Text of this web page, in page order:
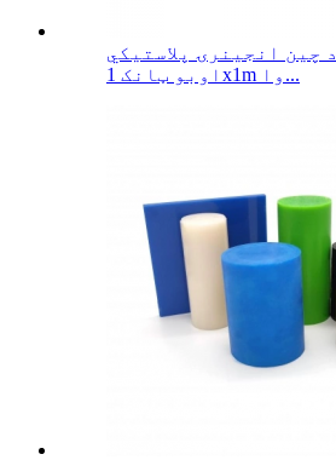
د چین انجینرۍ پلاستيکي GRP FRP د
اوبو ټانک 1x1m وا...